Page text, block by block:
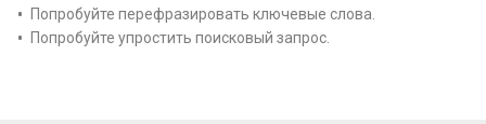
Попробуйте перефразировать ключевые слова.
Попробуйте упростить поисковый запрос.